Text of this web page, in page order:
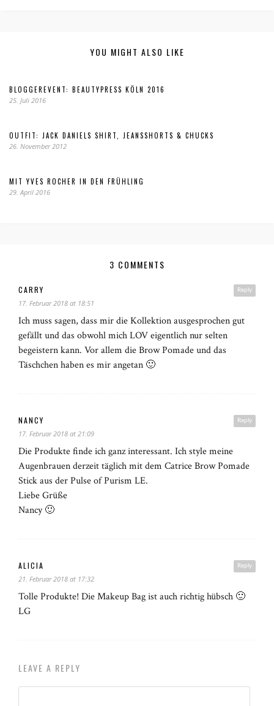
YOU MIGHT ALSO LIKE
BLOGGEREVENT: BEAUTYPRESS KÖLN 2016
25. Juli 2016
OUTFIT: JACK DANIELS SHIRT, JEANSSHORTS & CHUCKS
26. November 2012
MIT YVES ROCHER IN DEN FRÜHLING
29. April 2016
3 COMMENTS
Reply
CARRY
17. Februar 2018 at 18:51
Ich muss sagen, dass mir die Kollektion ausgesprochen gut
gefällt und das obwohl mich LOV eigentlich nur selten
begeistern kann. Vor allem die Brow Pomade und das
Täschchen haben es mir angetan 🙂
Reply
NANCY
17. Februar 2018 at 21:09
Die Produkte finde ich ganz interessant. Ich style meine
Augenbrauen derzeit täglich mit dem Catrice Brow Pomade
Stick aus der Pulse of Purism LE.
Liebe Grüße
Nancy 🙂
Reply
ALICIA
21. Februar 2018 at 17:32
Tolle Produkte! Die Makeup Bag ist auch richtig hübsch 🙂
LG
LEAVE A REPLY